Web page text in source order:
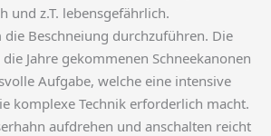
und z.T. lebensgefährlich.
die Beschneiung durchzuführen. Die
Jahre gekommenen Schneekanonen
Aufgabe, welche eine intensive
komplexe Technik erforderlich macht.
aufdrehen und anschalten reicht